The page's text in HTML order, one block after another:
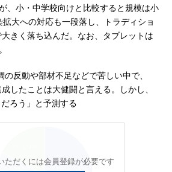
、小・中学校向けと比較すると規模は小
大への対応も一段落し、トラディショ
きく落ち込んだ。なお、タブレットは
反動や部材不足などで苦しい中で、
したことは大健闘と言える。しかし、
ろう」と予測する
ただくには会員登録が必要です